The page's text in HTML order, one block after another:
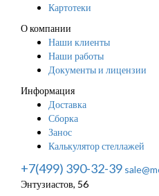
Картотеки
О компании
Наши клиенты
Наши работы
Документы и лицензии
Информация
Доставка
Сборка
Занос
Калькулятор стеллажей
+7(499) 390-32-39
Энтузиастов, 56